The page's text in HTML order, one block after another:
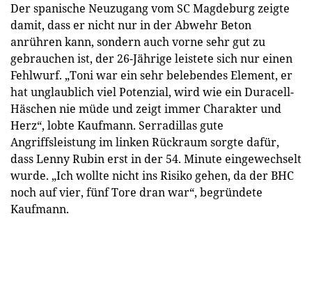
Der spanische Neuzugang vom SC Magdeburg zeigte
damit, dass er nicht nur in der Abwehr Beton
anrühren kann, sondern auch vorne sehr gut zu
gebrauchen ist, der 26-Jährige leistete sich nur einen
Fehlwurf. „Toni war ein sehr belebendes Element, er
hat unglaublich viel Potenzial, wird wie ein Duracell-
Häschen nie müde und zeigt immer Charakter und
Herz“, lobte Kaufmann. Serradillas gute
Angriffsleistung im linken Rückraum sorgte dafür,
dass Lenny Rubin erst in der 54. Minute eingewechselt
wurde. „Ich wollte nicht ins Risiko gehen, da der BHC
noch auf vier, fünf Tore dran war“, begründete
Kaufmann.